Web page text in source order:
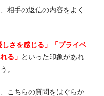
相手の返信の内容をよく
しさを感じる」「プライベ
る」 といった印象があれ
。
こちらの質問をはぐらか